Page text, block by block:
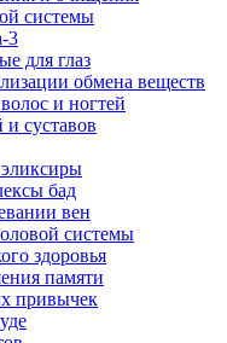
системы
3
для глаз
обмена веществ
и ногтей
и суставов
бад
вен
системы
здоровья
памяти
привычек